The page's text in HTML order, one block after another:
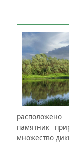
памятник
множество